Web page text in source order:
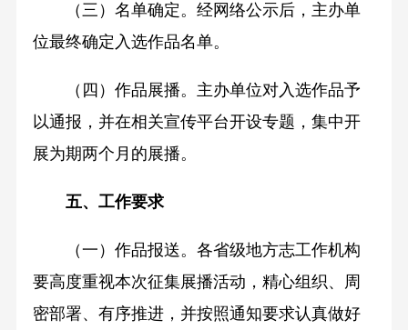
（三）名单确定。经网络公示后，主办单
位最终确定入选作品名单。
（四）作品展播。主办单位对入选作品予
以通报，并在相关宣传平台开设专题，集中开
展为期两个月的展播。
五、工作要求
（一）作品报送。各省级地方志工作机构
要高度重视本次征集展播活动，精心组织、周
密部署、有序推进，并按照通知要求认真做好